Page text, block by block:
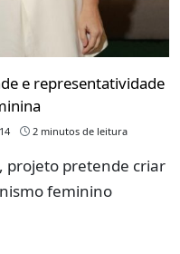
e representatividade
2 minutos de leitura
projeto pretende criar
feminino